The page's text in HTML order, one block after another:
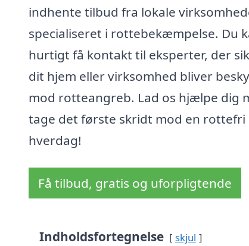
indhente tilbud fra lokale
specialiseret i rottebekæmpelse. Du
hurtigt få kontakt til eksperter, der
dit hjem eller virksomhed bliver
mod rotteangreb. Lad os hjælpe dig
tage det første skridt mod en rottefri
hverdag!
Få tilbud, gratis og uforpligtende
Indholdsfortegnelse skjul